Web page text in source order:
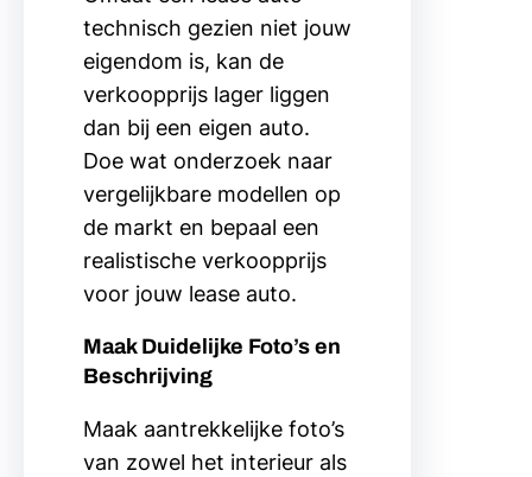
technisch gezien niet jouw
eigendom is, kan de
verkoopprijs lager liggen
dan bij een eigen auto.
Doe wat onderzoek naar
vergelijkbare modellen op
de markt en bepaal een
realistische verkoopprijs
voor jouw lease auto.
Maak Duidelijke Foto’s en
Beschrijving
Maak aantrekkelijke foto’s
van zowel het interieur als